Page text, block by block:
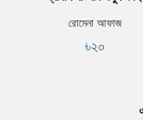
রোমেনা আফাজ
৳২০